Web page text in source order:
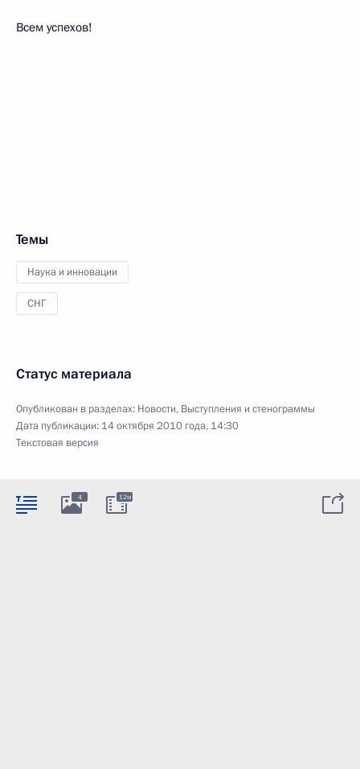
Всем успехов!
Темы
Наука и инновации
СНГ
Статус материала
Опубликован в разделах: Новости, Выступления и стенограммы
Дата публикации: 14 октября 2010 года, 14:30
Текстовая версия
4 12м